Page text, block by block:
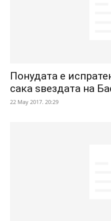
Понудата е
сака ѕвездата на
22 May 2017. 20:29